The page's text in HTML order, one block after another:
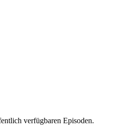
verfügbaren Episoden.